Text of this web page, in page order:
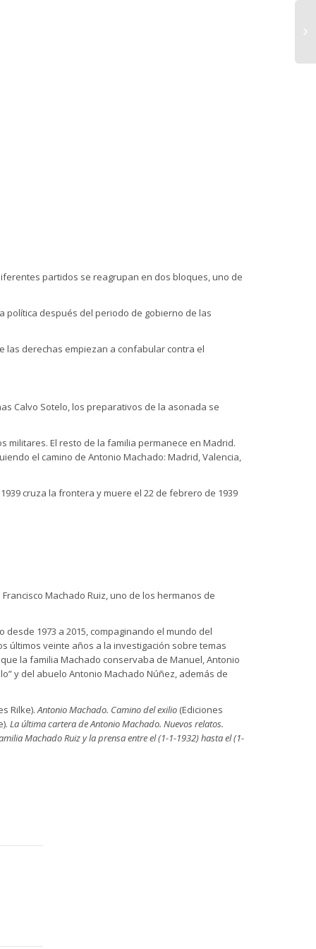
partidos se reagrupan en dos bloques, uno de
política después del periodo de gobierno de las
las derechas empiezan a confabular contra el
Calvo Sotelo, los preparativos de la asonada se
militares. El resto de la familia permanece en Madrid.
el camino de Antonio Machado: Madrid, Valencia,
cruza la frontera y muere el 22 de febrero de 1939
Francisco Machado Ruiz, uno de los hermanos de
1973 a 2015, compaginando el mundo del
últimos veinte años a la investigación sobre temas
la familia Machado conservaba de Manuel, Antonio
y del abuelo Antonio Machado Núñez, además de
Rilke).Antonio Machado. Camino del exilio (Ediciones
La última cartera de Antonio Machado. Nuevos relatos.
Machado Ruiz y la prensa entre el (1-1-1932) hasta el (1-